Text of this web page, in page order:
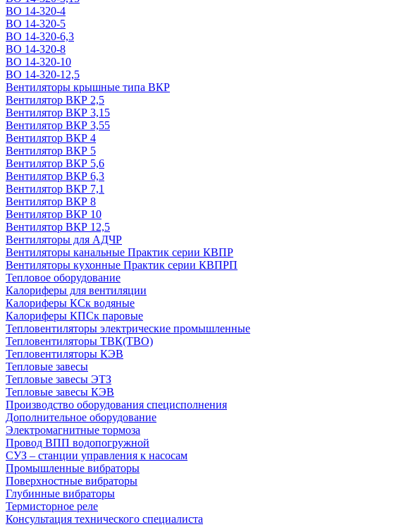
ВО 14-320-4
ВО 14-320-5
ВО 14-320-6,3
ВО 14-320-8
ВО 14-320-10
ВО 14-320-12,5
Вентиляторы крышные типа ВКР
Вентилятор ВКР 2,5
Вентилятор ВКР 3,15
Вентилятор ВКР 3,55
Вентилятор ВКР 4
Вентилятор ВКР 5
Вентилятор ВКР 5,6
Вентилятор ВКР 6,3
Вентилятор ВКР 7,1
Вентилятор ВКР 8
Вентилятор ВКР 10
Вентилятор ВКР 12,5
Вентиляторы для АДЧР
Вентиляторы канальные Практик серии КВПР
Вентиляторы кухонные Практик серии КВПРП
Тепловое оборудование
Калориферы для вентиляции
Калориферы КСк водяные
Калориферы КПСк паровые
Тепловентиляторы электрические промышленные
Тепловентиляторы ТВК(ТВО)
Тепловентиляторы КЭВ
Тепловые завесы
Тепловые завесы ЭТЗ
Тепловые завесы КЭВ
Производство оборудования специсполнения
Дополнительное оборудование
Электромагнитные тормоза
Провод ВПП водопогружной
СУЗ – станции управления к насосам
Промышленные вибраторы
Поверхностные вибраторы
Глубинные вибраторы
Термисторное реле
Консультация технического специалиста